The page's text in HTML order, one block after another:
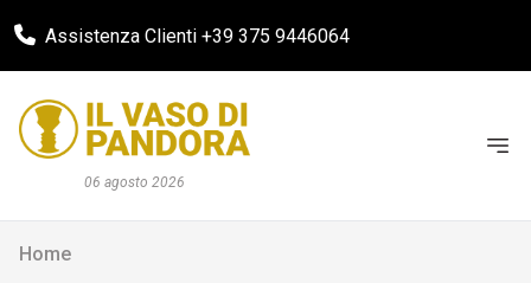
Assistenza Clienti +39 375 9446064
06 agosto 2026
Home